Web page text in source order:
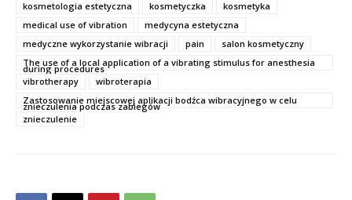
kosmetologia estetyczna
kosmetyczka
kosmetyka
medical use of vibration
medycyna estetyczna
medyczne wykorzystanie wibracji
pain
salon kosmetyczny
The use of a local application of a vibrating stimulus for anesthesia
during procedures
vibrotherapy
wibroterapia
Zastosowanie miejscowej aplikacji bodźca wibracyjnego w celu
znieczulenia podczas zabiegów
znieczulenie